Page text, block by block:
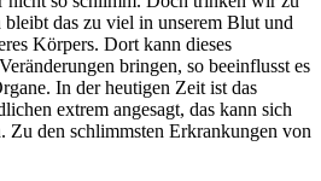
das zu viel in unserem Blut und
Körpers. Dort kann dieses
bringen, so beeinflusst es
In der heutigen Zeit ist das
extrem angesagt, das kann sich
Zu den schlimmsten Erkrankungen von